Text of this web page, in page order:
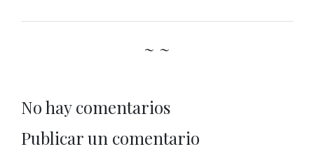
~ ~
No hay comentarios
Publicar un comentario